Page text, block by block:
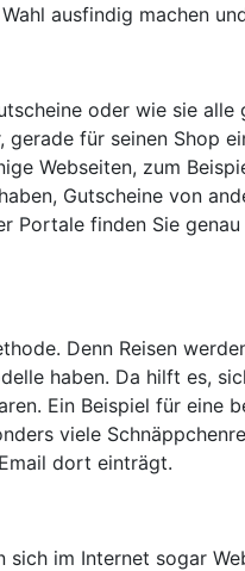
ausfindig machen
oder wie sie
für seinen Shop
Webseiten, zum
Gutscheine von
Portale finden Sie
Denn Reisen
haben. Da hilft es,
Ein Beispiel für eine
viele
dort einträgt.
sich im Internet sogar